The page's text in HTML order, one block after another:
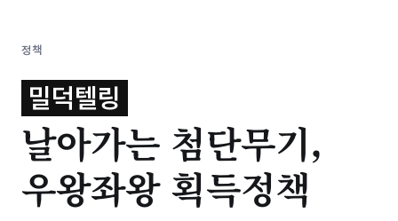
정책
밀덕텔링
날아가는 첨단무기,
우왕좌왕 획득정책